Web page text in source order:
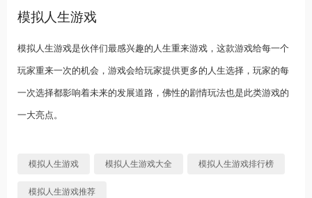
模拟人生游戏
模拟人生游戏是伙伴们最感兴趣的人生重来游戏，这款游戏给每一个
玩家重来一次的机会，游戏会给玩家提供更多的人生选择，玩家的每
一次选择都影响着未来的发展道路，佛性的剧情玩法也是此类游戏的
一大亮点。
模拟人生游戏 模拟人生游戏大全 模拟人生游戏排行榜
模拟人生游戏推荐